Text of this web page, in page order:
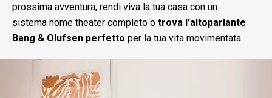
prossima avventura, rendi viva la tua casa con un
sistema home theater completo o trova l’altoparlante
Bang & Olufsen perfetto per la tua vita movimentata.